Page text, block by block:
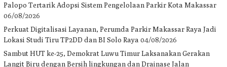
Palopo Tertarik Adopsi Sistem Pengelolaan Parkir Kota Makassar
06/08/2026
Perkuat Digitalisasi Layanan, Perumda Parkir Makassar Raya Jadi
Lokasi Studi Tiru TP2DD dan BI Solo Raya 04/08/2026
Sambut HUT ke-25, Demokrat Luwu Timur Laksanakan Gerakan
Langit Biru dengan Bersih lingkungan dan Drainase Jalan